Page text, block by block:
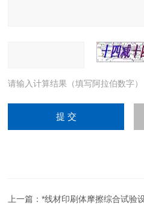
请输入计算结果（填写阿拉伯数字
上一篇：*线材印刷体摩擦综合试验